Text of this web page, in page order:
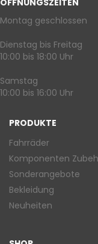
ÖFFNUNGSZEITEN
Montag geschlossen
Dienstag bis Freitag
10:00 bis 18:00 Uhr
Samstag
10:00 bis 16:00 Uhr
PRODUKTE
Fahrräder
Komponenten
Sonderangebote
Bekleidung
Neuheiten